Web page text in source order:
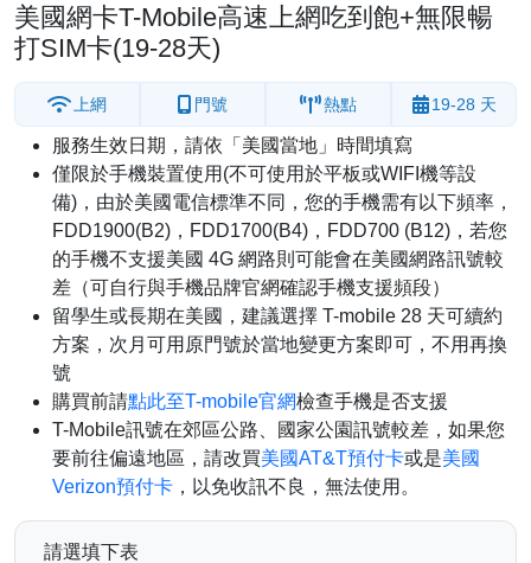
美國網卡T-Mobile高速上網吃到飽+無限暢
打SIM卡(19-28天)
上網 門號 熱點 19-28 天
服務生效日期，請依「美國當地」時間填寫
僅限於手機裝置使用(不可使用於平板或WIFI機等設
備)，由於美國電信標準不同，您的手機需有以下頻率，
FDD1900(B2)，FDD1700(B4)，FDD700 (B12)，若您
的手機不支援美國 4G 網路則可能會在美國網路訊號較
差（可自行與手機品牌官網確認手機支援頻段）
留學生或長期在美國，建議選擇 T-mobile 28 天可續約
方案，次月可用原門號於當地變更方案即可，不用再換
號
購買前請點此至T-mobile官網檢查手機是否支援
T-Mobile訊號在郊區公路、國家公園訊號較差，如果您
要前往偏遠地區，請改買美國AT&T預付卡或是美國
Verizon預付卡 ，以免收訊不良，無法使用。
請選填下表